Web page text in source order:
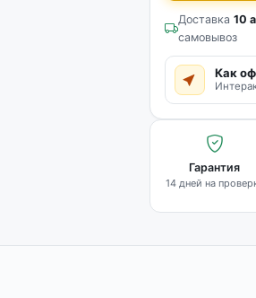
Доставка 10
самовывоз
Как
Гарантия
14 дней на